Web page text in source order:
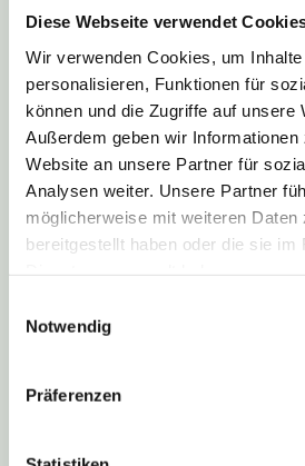
Diese Webseite verwendet
Wir verwenden Cookies, um
personalisieren, Funktionen für
können und die Zugriffe auf unsere
Außerdem geben wir
Website an unsere Partner für
Analysen weiter. Unsere Partner
möglicherweise mit weiteren
bereitgestellt haben oder die sie im
Notwendig
Präferenzen